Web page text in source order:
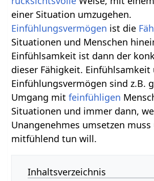
einer Situation umzugehen.
Einfühlungsvermögen ist die
Situationen und Menschen
Einfühlsamkeit ist dann der
dieser Fähigkeit. Einfühlsamkeit
Einfühlungsvermögen sind z.B.
Umgang mitfeinfühligen
Situationen und immer dann,
Unangenehmes umsetzen muss
mitfühlend tun will.
Inhaltsverzeichnis